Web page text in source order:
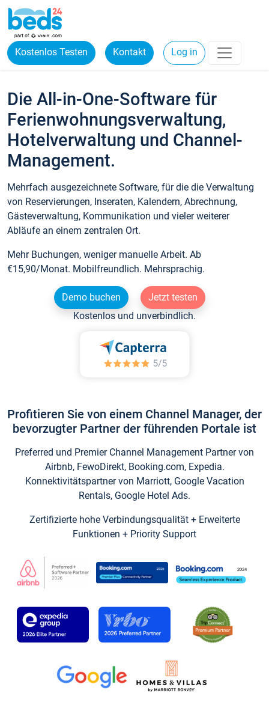
Kostenlos Testen Kontakt Log in
Die All-in-One-Software für
Ferienwohnungsverwaltung,
Hotelverwaltung und Channel-
Management.
Mehrfach ausgezeichnete Software, für die die Verwaltung
von Reservierungen, Inseraten, Kalendern, Abrechnung,
Gästeverwaltung, Kommunikation und vieler weiterer
Abläufe an einem zentralen Ort.
Mehr Buchungen, weniger manuelle Arbeit. Ab
€15,90/Monat. Mobilfreundlich. Mehrsprachig.
Demo buchen
Jetzt testen
Kostenlos und unverbindlich.
Profitieren Sie von einem Channel Manager, der
bevorzugter Partner der führenden Portale ist
Preferred und Premier Channel Management Partner von
Airbnb, FewoDirekt, Booking.com, Expedia.
Konnektivitätspartner von Marriott, Google Vacation
Rentals, Google Hotel Ads.
Zertifizierte hohe Verbindungsqualität + Erweiterte
Funktionen + Priority Support